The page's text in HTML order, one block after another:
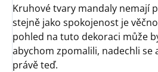
Kruhové tvary mandaly nemají
stejně jako spokojenost je
pohled na tuto dekoraci může
abychom zpomalili, nadechli se
právě teď.